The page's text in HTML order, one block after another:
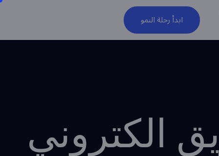
ابدأ رحلة النمو
الكتروني